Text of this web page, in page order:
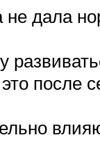
дала
после